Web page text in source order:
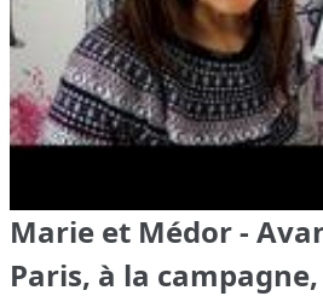
Marie et Médor -
Paris, à la